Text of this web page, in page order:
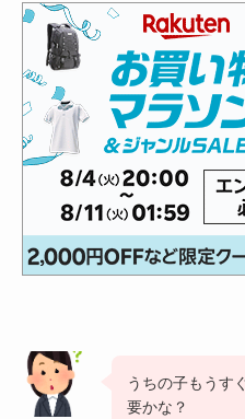
うちの子もうす
要かな？